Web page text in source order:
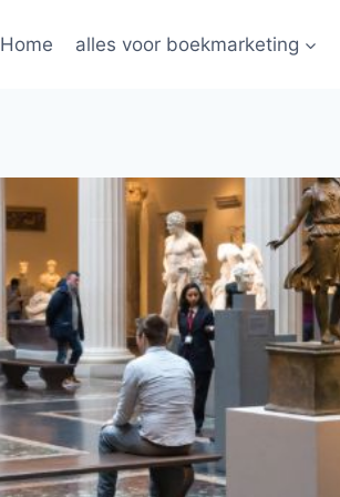
Home alles voor boekmarketing